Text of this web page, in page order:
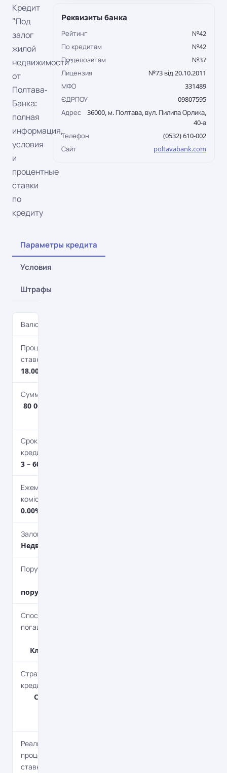
Кредит
"Под
залог
жилой
недвижимости"
от
Полтава-
Банка:
полная
информация,
условия
и
процентные
ставки
по
кредиту
Параметры кредита
Условия
Штрафы
Валюта
Процентная
ставка
18.00%
Сумма кредита
80 000 грн. – 250
Срок
кредитования
3 – 60 мес.
Ежемесячная
комісія
0.00%
Залог
Недвижимость
Поручительство
поручительство
Способ
погашения
Классический
Страхование
кредита
Страхование
Реальная
процентная
ставка
Реквизиты банка
Рейтинг
№42
По кредитам
№42
По депозитам
№37
Лицензия
№73 від 20.10.2011
МФО
331489
ЄДРПОУ
09807595
Адрес
36000, м. Полтава, вул. Пилипа Орлика,
40-а
Телефон
(0532) 610-002
Сайт
poltavabank.com